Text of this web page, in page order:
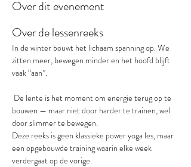
Over dit evenement
Over de lessenreeks
In de winter bouwt het lichaam spanning op. We
zitten meer, bewegen minder en het hoofd blijft
vaak “aan”.
De lente is het moment om energie terug op te
bouwen — maar niet door harder te trainen, wel
door slimmer te bewegen.
Deze reeks is geen klassieke power yoga les, maar
een opgebouwde training waarin elke week
verdergaat op de vorige.